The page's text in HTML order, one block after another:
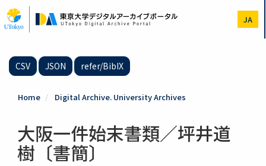
to
main
JA
CSV JSON refer/BibIX
Home Digital Archive. University Archives
大阪一件始末書類／坪井道
樹〔書簡〕